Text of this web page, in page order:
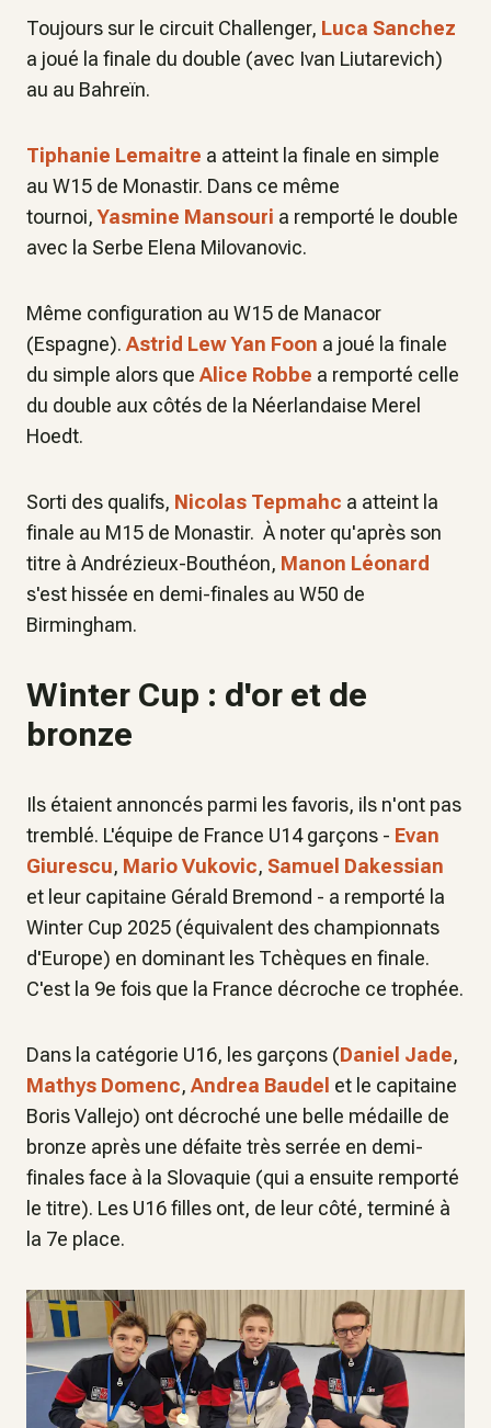
Toujours sur le circuit Challenger, Luca Sanchez
a joué la finale du double (avec Ivan Liutarevich)
au au Bahreïn.
Tiphanie Lemaitre a atteint la finale en simple
au W15 de Monastir. Dans ce même
tournoi,Yasmine Mansouri a remporté le double
avec la Serbe Elena Milovanovic.
Même configuration au W15 de Manacor
(Espagne). Astrid Lew Yan Foon a joué la finale
du simple alors que Alice Robbe a remporté celle
du double aux côtés de la Néerlandaise Merel
Hoedt.
Sorti des qualifs, Nicolas Tepmahc a atteint la
finale au M15 de Monastir. À noter qu'après son
titre à Andrézieux-Bouthéon, Manon Léonard
s'est hissée en demi-finales au W50 de
Birmingham.
Winter Cup : d'or et de
bronze
Ils étaient annoncés parmi les favoris, ils n'ont pas
tremblé. L'équipe de France U14 garçons - Evan
Giurescu, Mario Vukovic, Samuel Dakessian
et leur capitaine Gérald Bremond - a remporté la
Winter Cup 2025 (équivalent des championnats
d'Europe) en dominant les Tchèques en finale.
C'est la 9e fois que la France décroche ce trophée.
Dans la catégorie U16, les garçons (Daniel Jade,
Mathys Domenc, Andrea Baudel et le capitaine
Boris Vallejo) ont décroché une belle médaille de
bronze après une défaite très serrée en demi-
finales face à la Slovaquie (qui a ensuite remporté
le titre). Les U16 filles ont, de leur côté, terminé à
la 7e place.